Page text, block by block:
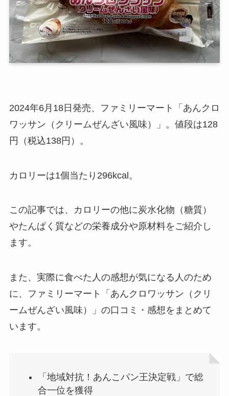
2024年6月18日発売、ファミリーマート「あんクロ
ワッサン（クリームぜんざい風味）」。値段は128
円（税込138円）。
カロリーは1個当たり296kcal。
この記事では、カロリーの他に炭水化物（糖質）
やたんぱく質などの栄養成分や原材料をご紹介し
ます。
また、実際に食べた人の感想が気になる人のため
に、ファミリーマート「あんクロワッサン（クリ
ームぜんざい風味）」の口コミ・感想をまとめて
います。
「地域対抗！あんこパン王決定戦」で総
合一位を獲得